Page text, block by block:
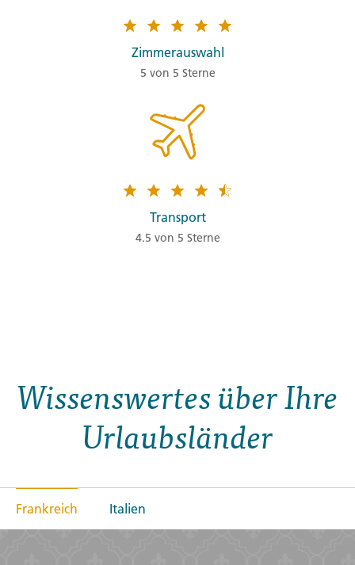
Zimmerauswahl
5 von 5 Sterne
Transport
4.5 von 5 Sterne
Wissenswertes über Ihre
Urlaubsländer
Frankreich Italien